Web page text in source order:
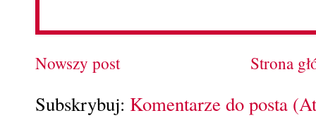
Nowszy post Strona
Subskrybuj: Komentarze do posta